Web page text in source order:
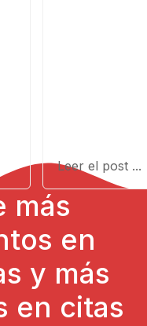
Leer el post ...
más
en
y más
en citas